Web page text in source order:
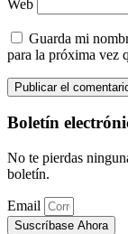
Web
Guarda mi
para la próxima vez
Boletín
No te pierdas
boletín.
Email
Suscríbase Ahora